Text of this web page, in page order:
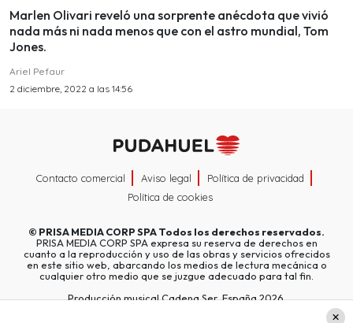
Marlen Olivari reveló una sorprente anécdota que vivió
nada más ni nada menos que con el astro mundial, Tom
Jones.
Ariel Pefaur
2 diciembre, 2022 a las 14:56
Contacto comercial Aviso legal
Política de privacidad
Política de cookies
© PRISA MEDIA CORP SPATodos los derechos reservados.
PRISA MEDIA CORP SPA expresa su reserva de derechos en
cuanto a la reproducción y uso de las obras y servicios ofrecidos
en este sitio web, abarcando los medios de lectura mecánica o
cualquier otro medio que se juzgue adecuado para tal fin.
Producción musical Cadena Ser, España 2026.